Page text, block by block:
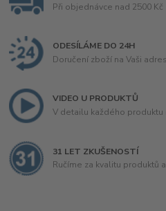
Při objednávce nad 2500 Kč
ODESÍLÁME DO 24H
Doručení zboží na Vaši
VIDEO U PRODUKTŮ
V detailu každého
31 LET ZKUŠENOSTÍ
Ručíme za kvalitu produktů